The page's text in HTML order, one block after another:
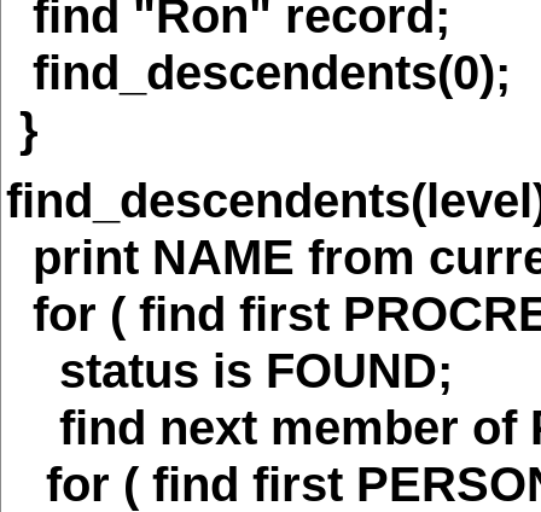
find "Ron" record;
find_descendents(0);
}
print NAME from
for ( find first
status is FOUND;
find next member of
for ( find first